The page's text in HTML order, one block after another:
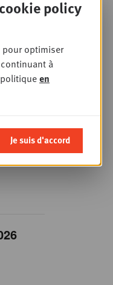
policy
optimiser
à
en
Je suis d'accord